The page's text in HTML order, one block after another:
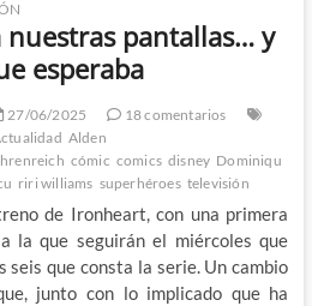
pantallas… y
esperaba
27/06/2025
18 comentarios
Alden
cómic comics disney Dominiqu
riri williams superhéroes televisión
de Ironheart, con una primera
la que seguirán el miércoles que
seis que consta la serie. Un cambio
junto con lo implicado que ha